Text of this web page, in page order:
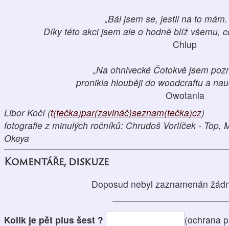
„Bál jsem se, jestli na to
Díky této akci jsem ale o hodně blíž všemu,
Chlup
„Na ohnivecké Čotokvě jsem
pronikla hlouběji do woodcraftu a
Owotanla
Libor Kočí (t(tečka)par(zavináč)seznam(tečka)cz)
fotografie z minulých ročníků: Chrudoš Vorlíček - Top,
Okeya
Komentáře, diskuze
Doposud nebyl zaznamenán
Kolik je pět plus šest ? (ochrana